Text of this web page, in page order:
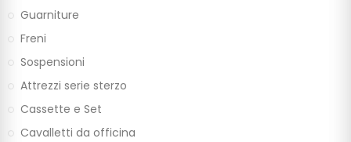
Guarniture
Freni
Sospensioni
Attrezzi serie sterzo
Cassette e Set
Cavalletti da officina